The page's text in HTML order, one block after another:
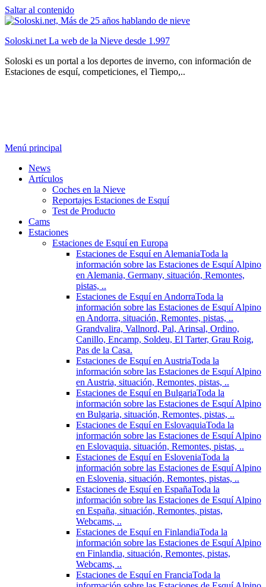
Saltar al contenido
Soloski.net La web de la Nieve desde 1.997
Soloski es un portal a los deportes de inverno, con información de
Estaciones de esquí, competiciones, el Tiempo,..
Menú principal
News
Artículos
Coches en la Nieve
Reportajes Estaciones de Esquí
Test de Producto
Cams
Estaciones
Estaciones de Esquí en Europa
Estaciones de Esquí en AlemaniaToda la
información sobre las Estaciones de Esquí Alpino
en Alemania, Germany, situación, Remontes,
pistas, ..
Estaciones de Esquí en AndorraToda la
información sobre las Estaciones de Esquí Alpino
en Andorra, situación, Remontes, pistas, ..
Grandvalira, Vallnord, Pal, Arinsal, Ordino,
Canillo, Encamp, Soldeu, El Tarter, Grau Roig,
Pas de la Casa.
Estaciones de Esquí en AustriaToda la
información sobre las Estaciones de Esquí Alpino
en Austria, situación, Remontes, pistas, ..
Estaciones de Esquí en BulgariaToda la
información sobre las Estaciones de Esquí Alpino
en Bulgaria, situación, Remontes, pistas, ..
Estaciones de Esquí en EslovaquiaToda la
información sobre las Estaciones de Esquí Alpino
en Eslovaquia, situación, Remontes, pistas, ..
Estaciones de Esquí en EsloveniaToda la
información sobre las Estaciones de Esquí Alpino
en Eslovenia, situación, Remontes, pistas, ..
Estaciones de Esquí en EspañaToda la
información sobre las Estaciones de Esquí Alpino
en España, situación, Remontes, pistas,
Webcams, ..
Estaciones de Esquí en FinlandiaToda la
información sobre las Estaciones de Esquí Alpino
en Finlandia, situación, Remontes, pistas,
Webcams, ..
Estaciones de Esquí en FranciaToda la